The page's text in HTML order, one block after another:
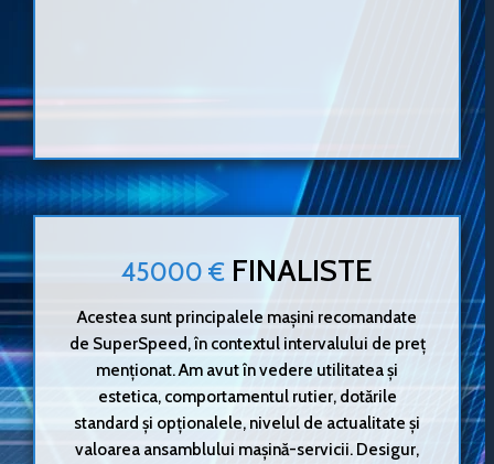
45000 € FINALISTE
Acestea sunt principalele mașini recomandate
de SuperSpeed, în contextul intervalului de preț
menționat. Am avut în vedere utilitatea și
estetica, comportamentul rutier, dotările
standard și opționalele, nivelul de actualitate și
valoarea ansamblului mașină-servicii. Desigur,